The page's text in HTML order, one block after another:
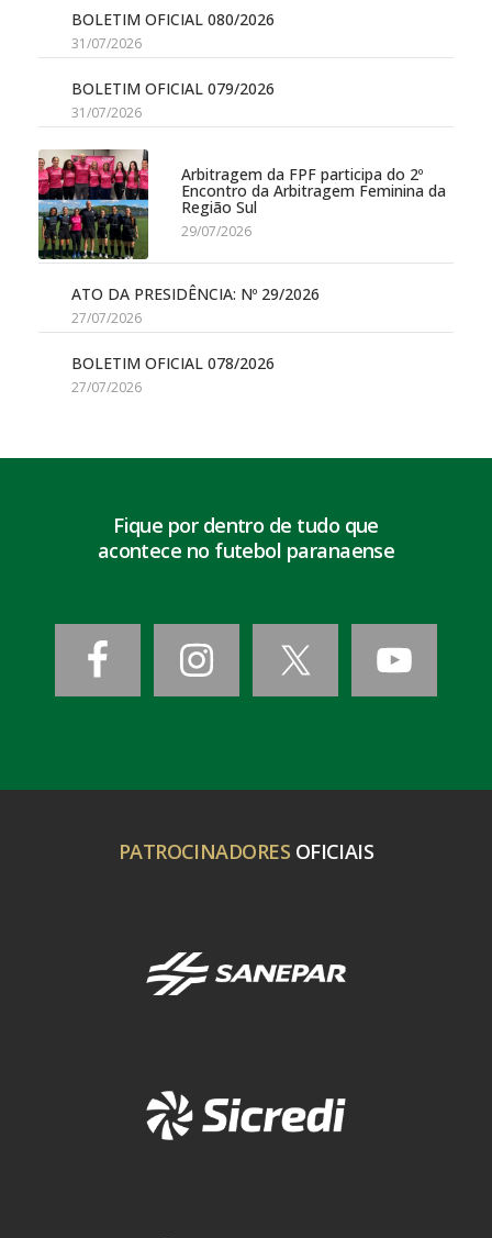
BOLETIM OFICIAL 080/2026
31/07/2026
BOLETIM OFICIAL 079/2026
31/07/2026
Arbitragem da FPF participa do 2º
Encontro da Arbitragem Feminina da
Região Sul
29/07/2026
ATO DA PRESIDÊNCIA: Nº 29/2026
27/07/2026
BOLETIM OFICIAL 078/2026
27/07/2026
Fique por dentro de tudo que
acontece no futebol paranaense
PATROCINADORES OFICIAIS